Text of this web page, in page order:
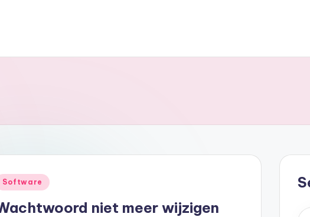
Software
niet meer wijzigen